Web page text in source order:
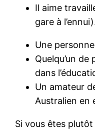
Il aime
gare à
Une
Quelqu’un
dans
Un amateur
Australien en
Si vous êtes